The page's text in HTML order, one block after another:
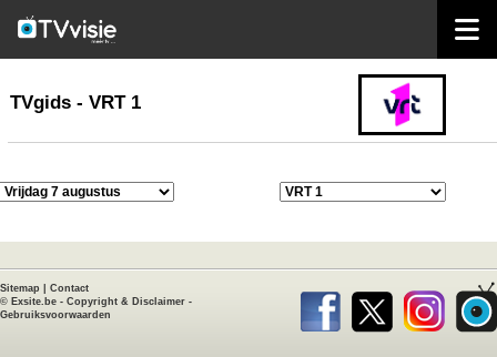
TVgids
TVgids - VRT 1
Sitemap
Contact
© Exsite.be - Copyright & Disclaimer -
Gebruiksvoorwaarden